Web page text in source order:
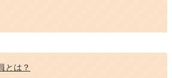
とは？